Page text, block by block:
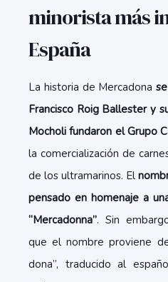
minorista más
España
La historia de Mercadona
Francisco Roig Ballester y
Mocholi fundaron el Grupo
la comercialización de
de los ultramarinos. El
pensado en homenaje a
“Mercadonna”. Sin
que el nombre proviene
dona”, traducido al